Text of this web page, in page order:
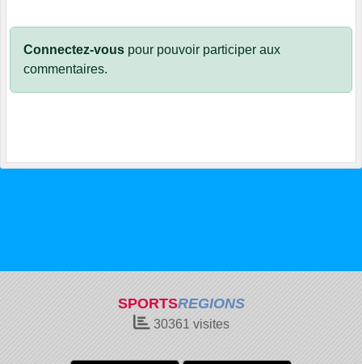
Connectez-vous pour pouvoir participer aux
commentaires.
SPORTSREGIONS
30361 visites